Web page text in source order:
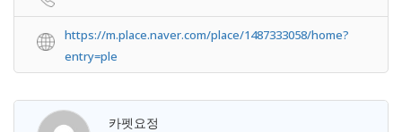
https://m.place.naver.com/place/1487333058/home?
entry=ple
카펫요정